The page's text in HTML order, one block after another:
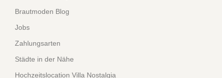
Brautmoden Blog
Jobs
Zahlungsarten
Städte in der Nähe
Hochzeitslocation Villa Nostalgia